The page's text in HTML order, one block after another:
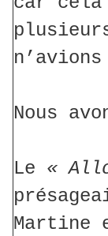
Nous
Le «
Martine